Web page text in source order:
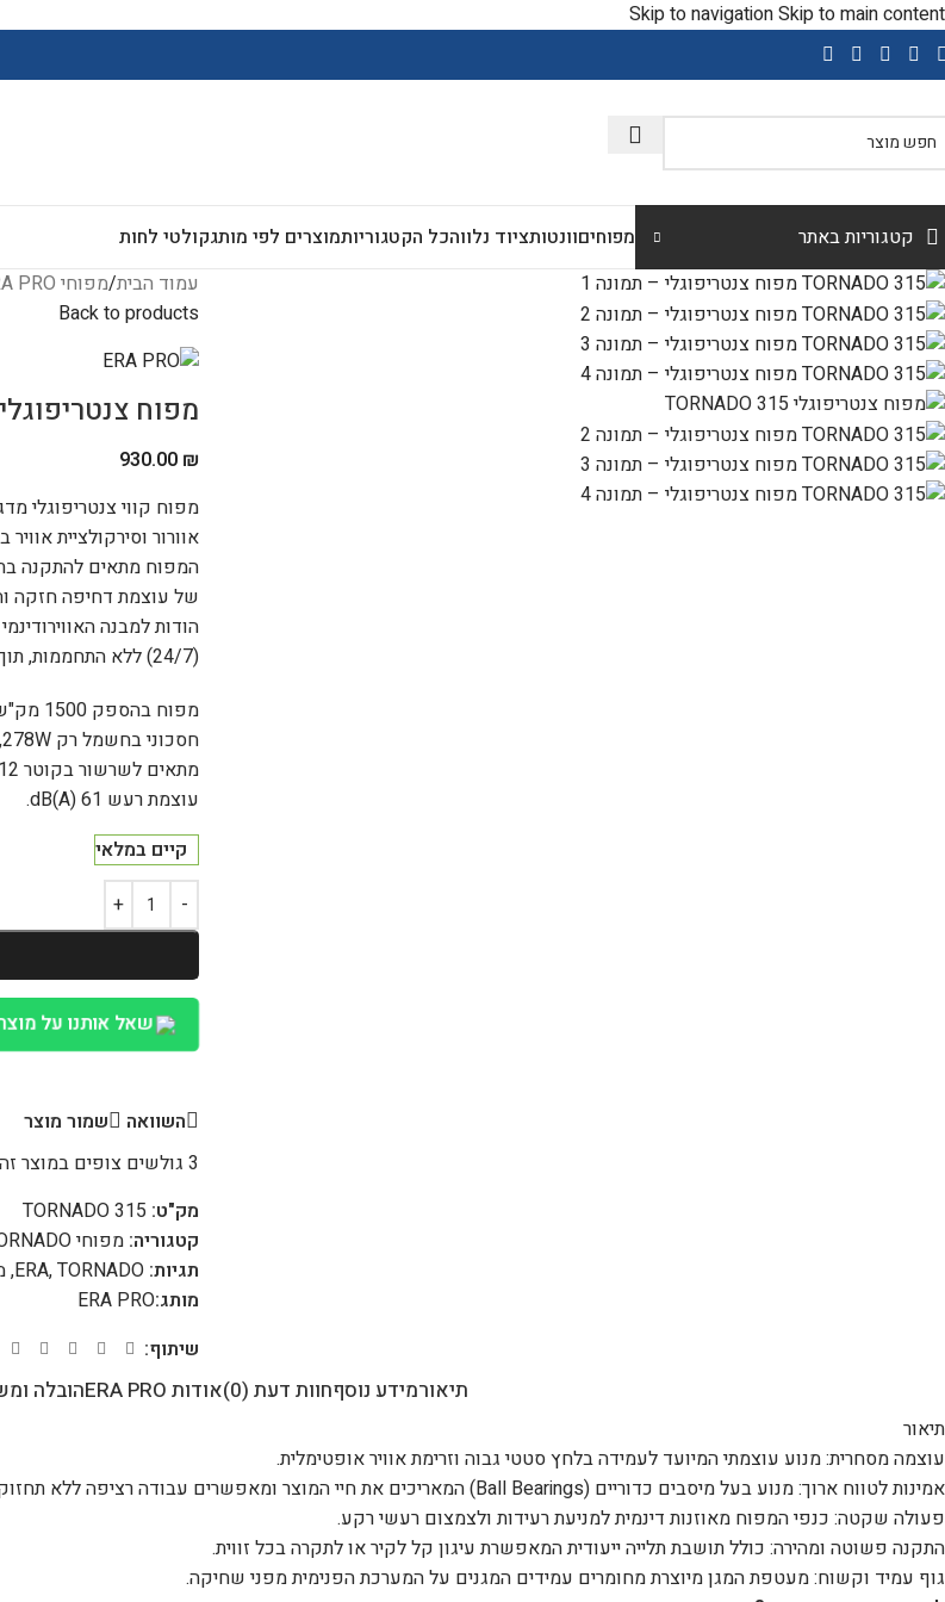
Skip to navigationSkip to main content
קטגוריות באתר מפוחיםוונטותציוד נלווהכל הקטגוריותמוצרים לפי מותגקולטי לחות
עמוד הבית/מפוחי ERA PRO
Back to products
מפוח צנטריפוגלי TORNADO 315
930.00 ₪
אוורור וסירקולציית
המפוח מתאים להתקנה
של עוצמת דחיפה חזקה
הודות למבנה
(24/7) ללא התחממות, תוך שמירה על רמת רעש נמוכה במיוחד ביחס לקטגוריה המסחרית.
מפוח בהספק 1500 מק"ש.
חסכוני בחשמל רק 278W, איכותי וקל להתקנה.
מתאים לשרשור בקוטר 12" 315 מ"מ.
עוצמת רעש 61 dB(A).
קיים במלאי
שאל אותנו על
השוואה
שמור מוצר
3 גולשים צופים במוצר
מק"ט: TORNADO 315
קטגוריה: מפוחי TORNADO
תגיות:
ERA,TORNADO
,
מותג:ERA PRO
שיתוף:
תיאורמידע נוסףחוות דעת (0) אודות ERA PRO הובלה
תיאור
עוצמה מסחרית: מנוע עוצמתי המיועד לעמידה בלחץ סטטי גבוה וזרימת אוויר אופטימלית.
אמינות לטווח ארוך: מנוע בעל מיסבים כדוריים (Ball Bearings) המאריכים את חיי המוצר ומאפשרים עבודה רציפה ללא תחזוקה.
פעולה שקטה: כנפי המפוח מאוזנות דינמית למניעת רעידות ולצמצום רעשי רקע.
התקנה פשוטה ומהירה: כולל תושבת תלייה ייעודית המאפשרת עיגון קל לקיר או לתקרה בכל זווית.
גוף עמיד וקשוח: מעטפת המגן מיוצרת מחומרים עמידים המגנים על המערכת הפנימית מפני שחיקה.